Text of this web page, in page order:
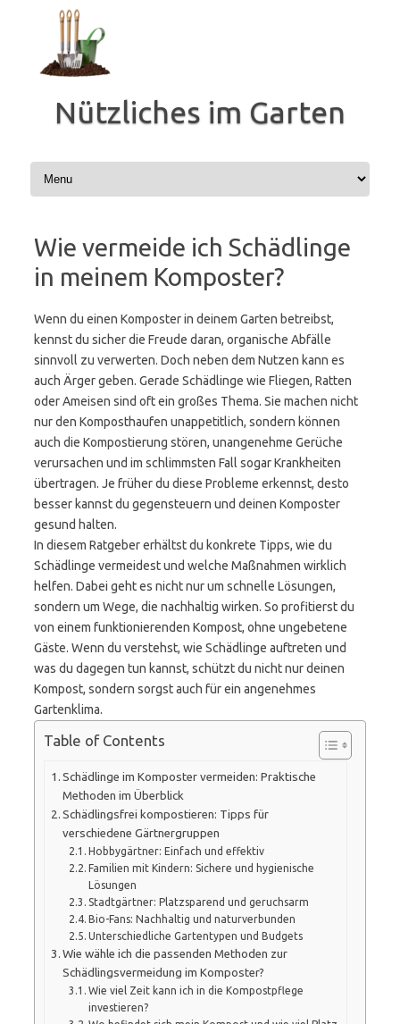
springen
Nützliches im Garten
Wie vermeide ich Schädlinge
in meinem Komposter?
Wenn du einen Komposter in deinem Garten betreibst,
kennst du sicher die Freude daran, organische Abfälle
sinnvoll zu verwerten. Doch neben dem Nutzen kann es
auch Ärger geben. Gerade Schädlinge wie Fliegen, Ratten
oder Ameisen sind oft ein großes Thema. Sie machen nicht
nur den Komposthaufen unappetitlich, sondern können
auch die Kompostierung stören, unangenehme Gerüche
verursachen und im schlimmsten Fall sogar Krankheiten
übertragen. Je früher du diese Probleme erkennst, desto
besser kannst du gegensteuern und deinen Komposter
gesund halten.
In diesem Ratgeber erhältst du konkrete Tipps, wie du
Schädlinge vermeidest und welche Maßnahmen wirklich
helfen. Dabei geht es nicht nur um schnelle Lösungen,
sondern um Wege, die nachhaltig wirken. So profitierst du
von einem funktionierenden Kompost, ohne ungebetene
Gäste. Wenn du verstehst, wie Schädlinge auftreten und
was du dagegen tun kannst, schützt du nicht nur deinen
Kompost, sondern sorgst auch für ein angenehmes
Gartenklima.
Table of Contents
Schädlinge im Komposter vermeiden: Praktische
Methoden im Überblick
Schädlingsfrei kompostieren: Tipps für
verschiedene Gärtnergruppen
Hobbygärtner: Einfach und effektiv
Familien mit Kindern: Sichere und hygienische
Lösungen
Stadtgärtner: Platzsparend und geruchsarm
Bio-Fans: Nachhaltig und naturverbunden
Unterschiedliche Gartentypen und Budgets
Wie wähle ich die passenden Methoden zur
Schädlingsvermeidung im Komposter?
Wie viel Zeit kann ich in die Kompostpflege
investieren?